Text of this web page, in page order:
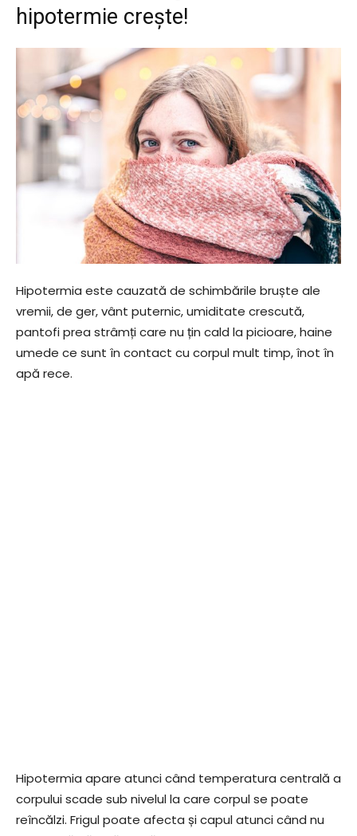
hipotermie crește!
Hipotermia este cauzată de schimbările bruște ale
vremii, de ger, vânt puternic, umiditate crescută,
pantofi prea strâmți care nu țin cald la picioare, haine
umede ce sunt în contact cu corpul mult timp, înot în
apă rece.
Hipotermia apare atunci când temperatura centrală a
corpului scade sub nivelul la care corpul se poate
reîncălzi. Frigul poate afecta și capul atunci când nu